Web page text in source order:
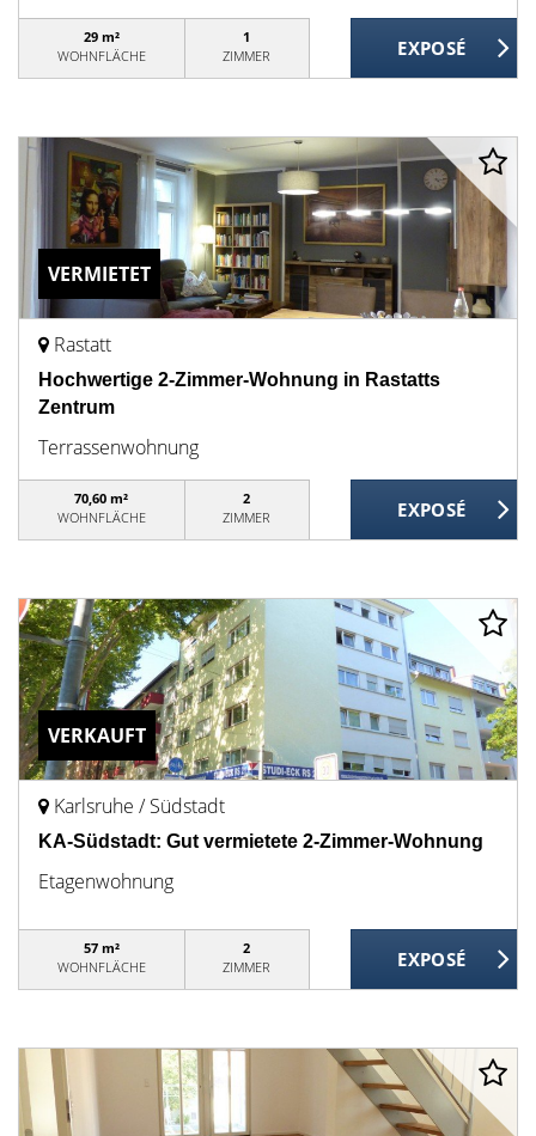
29 m²
WOHNFLÄCHE
1
ZIMMER
VERMIETET
Rastatt
Hochwertige 2-Zimmer-Wohnung in Rastatts
Zentrum
Terrassenwohnung
70,60 m²
WOHNFLÄCHE
2
ZIMMER
VERKAUFT
Karlsruhe / Südstadt
KA-Südstadt: Gut vermietete 2-Zimmer-Wohnung
Etagenwohnung
57 m²
WOHNFLÄCHE
2
ZIMMER